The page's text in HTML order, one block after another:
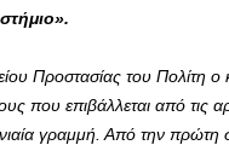
Προστασίας του Πολίτη ο
που επιβάλλεται από τις
γραμμή. Από την